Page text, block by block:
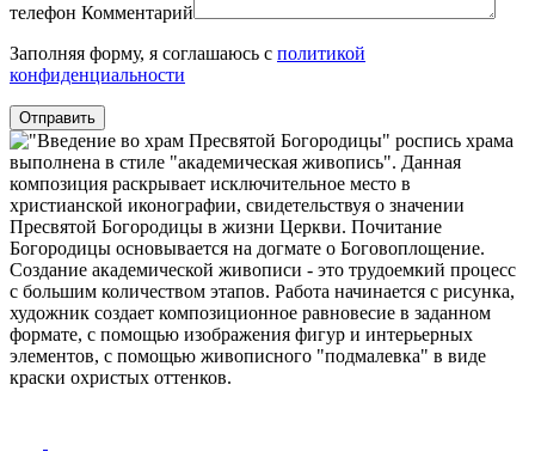
телефон Комментарий
Заполняя форму, я соглашаюсь с политикой
конфиденциальности